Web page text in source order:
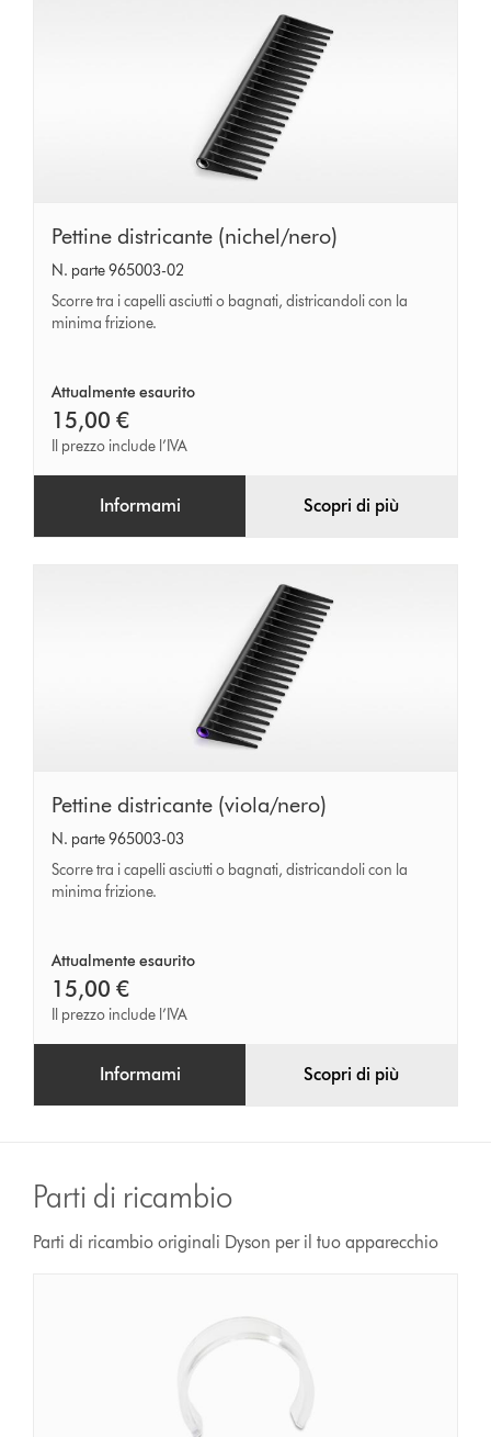
Pettine
districante
(nichel/nero)
Pettine districante (nichel/nero)
N. parte 965003-02
Scorre tra i capelli asciutti o bagnati, districandoli con la
minima frizione.
Attualmente esaurito
15,00 €
Il prezzo include l’IVA
Informami Scopri di più
Pettine
districante
(viola/nero)
Pettine districante (viola/nero)
N. parte 965003-03
Scorre tra i capelli asciutti o bagnati, districandoli con la
minima frizione.
Attualmente esaurito
15,00 €
Il prezzo include l’IVA
Informami Scopri di più
Parti di ricambio
Parti di ricambio originali Dyson per il tuo apparecchio